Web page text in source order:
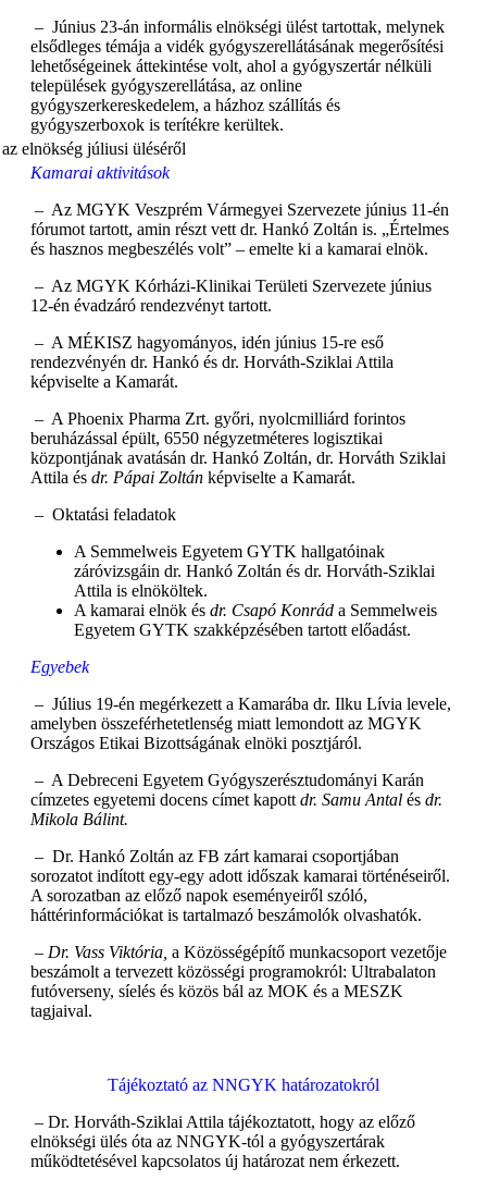
– Június 23-án informális elnökségi ülést tartottak, melynek
elsődleges témája a vidék gyógyszerellátásának megerősítési
lehetőségeinek áttekintése volt, ahol a gyógyszertár nélküli
települések gyógyszerellátása, az online
gyógyszerkereskedelem, a házhoz szállítás és
gyógyszerboxok is terítékre kerültek.
Kamarai aktivitások
– Az MGYK Veszprém Vármegyei Szervezete június 11-én
fórumot tartott, amin részt vett dr. Hankó Zoltán is. „Értelmes
és hasznos megbeszélés volt” – emelte ki a kamarai elnök.
– Az MGYK Kórházi-Klinikai Területi Szervezete június
12-én évadzáró rendezvényt tartott.
– A MÉKISZ hagyományos, idén június 15-re eső
rendezvényén dr. Hankó és dr. Horváth-Sziklai Attila
képviselte a Kamarát.
– A Phoenix Pharma Zrt. győri, nyolcmilliárd forintos
beruházással épült, 6550 négyzetméteres logisztikai
központjának avatásán dr. Hankó Zoltán, dr. Horváth Sziklai
Attila és dr. Pápai Zoltán képviselte a Kamarát.
– Oktatási feladatok
A Semmelweis Egyetem GYTK hallgatóinak
záróvizsgáin dr. Hankó Zoltán és dr. Horváth-Sziklai
Attila is elnököltek.
A kamarai elnök és dr. Csapó Konrád a Semmelweis
Egyetem GYTK szakképzésében tartott előadást.
Egyebek
– Július 19-én megérkezett a Kamarába dr. Ilku Lívia levele,
amelyben összeférhetetlenség miatt lemondott az MGYK
Országos Etikai Bizottságának elnöki posztjáról.
– A Debreceni Egyetem Gyógyszerésztudományi Karán
címzetes egyetemi docens címet kapott dr. Samu Antal és dr.
Mikola Bálint.
– Dr. Hankó Zoltán az FB zárt kamarai csoportjában
sorozatot indított egy-egy adott időszak kamarai történéseiről.
A sorozatban az előző napok eseményeiről szóló,
háttérinformációkat is tartalmazó beszámolók olvashatók.
– Dr. Vass Viktória, a Közösségépítő munkacsoport vezetője
beszámolt a tervezett közösségi programokról: Ultrabalaton
futóverseny, síelés és közös bál az MOK és a MESZK
tagjaival.
Tájékoztató az NNGYK határozatokról
– Dr. Horváth-Sziklai Attila tájékoztatott, hogy az előző
elnökségi ülés óta az NNGYK-tól a gyógyszertárak
működtetésével kapcsolatos új határozat nem érkezett.